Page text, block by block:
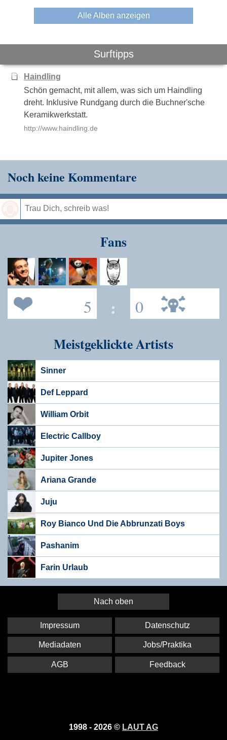
Alle Alben anzeigen
Surftipps
Haindling
Schön gemacht, mit allem, was sich um Haindling
dreht. Inklusive Rundgang durch die Buchner'sche
Keramikwerkstatt.
http://www.haindling.de
Noch keine Kommentare
Fans
5 : 0
Meistgeklickte Artists
Sinner
Def Leppard
William Orbit
Electric Callboy
Jupiter Jones
Ariana Grande
Juju
Roy Bianco Und Die Abbrunzati Boys
Pashanim
Farin Urlaub
Nach oben
1998 - 2026 © LAUT AG
Impressum Datenschutz
Mediadaten Jobs/Praktika
AGB Feedback